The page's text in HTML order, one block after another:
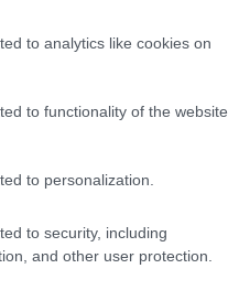
to analytics like cookies on
to functionality of the website
to personalization.
to security, including
and other user protection.